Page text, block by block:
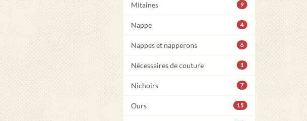
Mitaines 9
Nappe 4
Nappes et napperons 6
Nécessaires de couture 1
Nichoirs 7
Ours 15